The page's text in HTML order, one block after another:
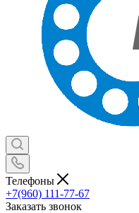
Телефоны
+7(960) 111-77-67
Заказать звонок